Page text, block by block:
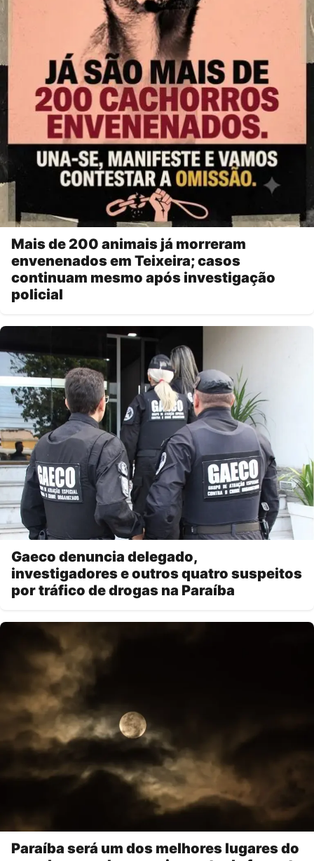
Mais de 200 animais já morreram
envenenados em Teixeira; casos
continuam mesmo após investigação
policial
Gaeco denuncia delegado,
investigadores e outros quatro suspeitos
por tráfico de drogas na Paraíba
Paraíba será um dos melhores lugares do